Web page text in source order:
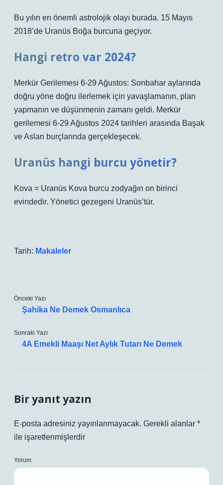
Bu yılın en önemli astrolojik olayı burada. 15 Mayıs
2018’de Uranüs Boğa burcuna geçiyor.
Hangi retro var 2024?
Merkür Gerilemesi 6-29 Ağustos: Sonbahar aylarında
doğru yöne doğru ilerlemek için yavaşlamanın, plan
yapmanın ve düşünmenin zamanı geldi. Merkür
gerilemesi 6-29 Ağustos 2024 tarihleri ​​arasında Başak
ve Aslan burçlarında gerçekleşecek.
Uranüs hangi burcu yönetir?
Kova = Uranüs Kova burcu zodyağın on birinci
evindedir. Yönetici gezegeni Uranüs’tür.
Tarih: Makaleler
Önceki Yazı
Şahika Ne Demek Osmanlıca
Sonraki Yazı
4A Emekli Maaşı Net Aylık Tutarı Ne Demek
Bir yanıt yazın
E-posta adresiniz yayınlanmayacak. Gerekli alanlar *
ile işaretlenmişlerdir
Yorum